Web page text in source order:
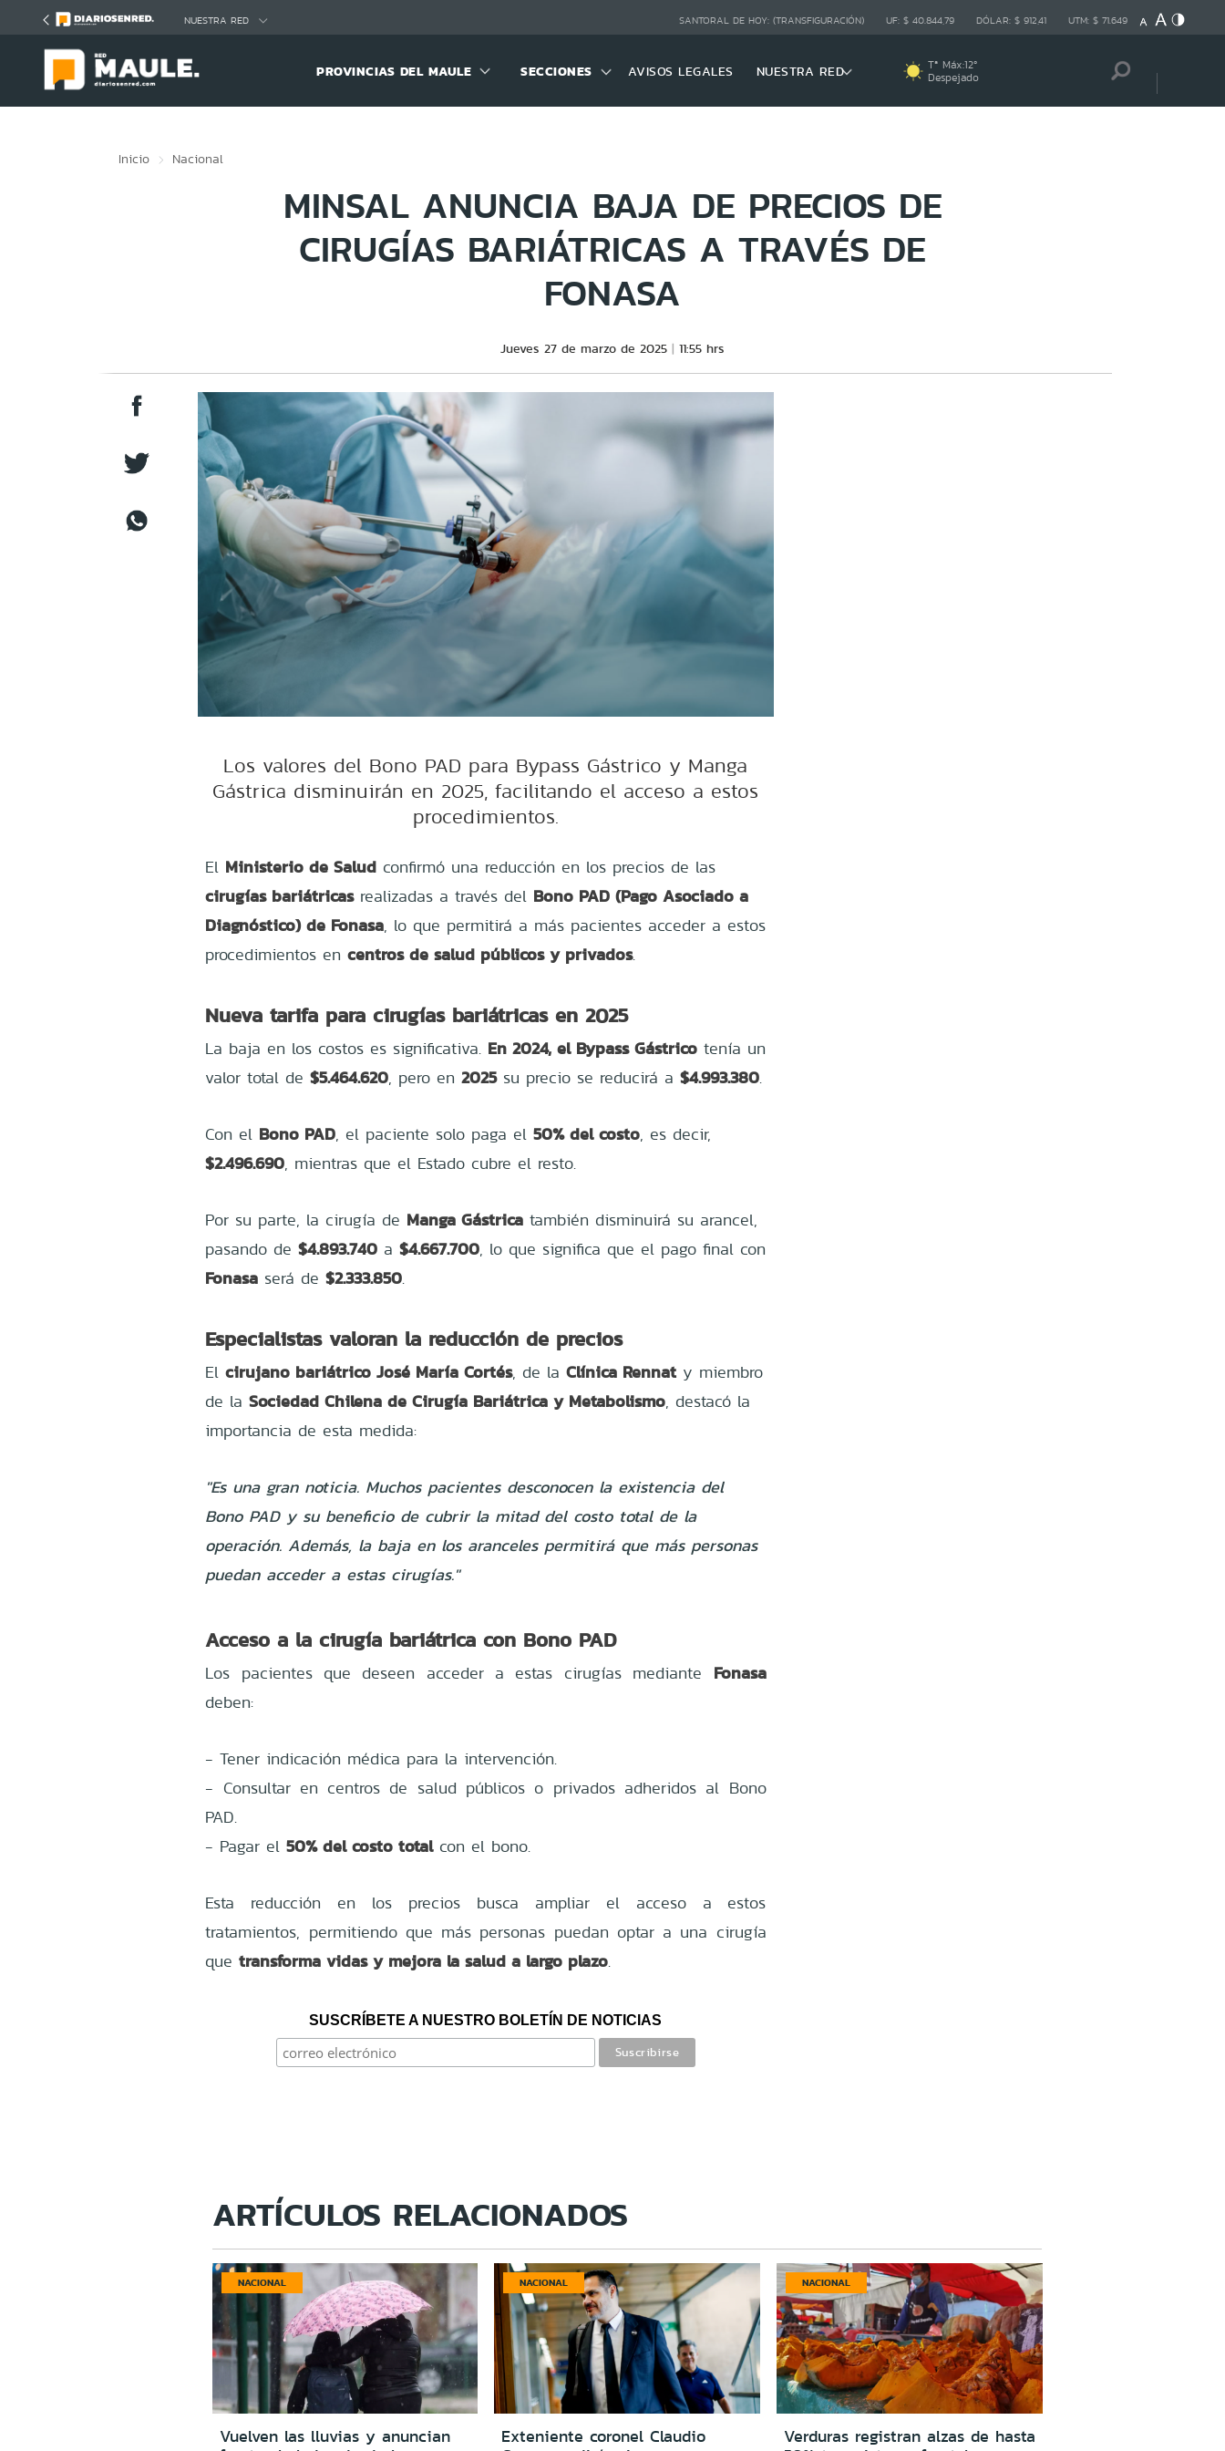
NUESTRA RED SANTORAL DE HOY: (TRANSFIGURACIÓN) UF: $ 40.844,79 DÓLAR: $ 912,41 UTM: $ 71.649
PROVINCIAS DEL MAULE SECCIONES AVISOS LEGALES NUESTRA RED Tª Máx:12º
Despejado
Inicio Nacional
MINSAL ANUNCIA BAJA DE PRECIOS DE
CIRUGÍAS BARIÁTRICAS A TRAVÉS DE
FONASA
Jueves 27 de marzo de 2025 11:55 hrs
Los valores del Bono PAD para Bypass Gástrico y Manga
Gástrica disminuirán en 2025, facilitando el acceso a estos
procedimientos.
El Ministerio de Salud confirmó una reducción en los precios de las
cirugías bariátricasrealizadas a través del Bono PAD (Pago Asociado a
Diagnóstico) de Fonasa, lo que permitirá a más pacientes acceder a estos
procedimientos encentros de salud públicos y privados.
Nueva tarifa para cirugías bariátricas en 2025
La baja en los costos es significativa. En 2024, el Bypass Gástrico tenía un
valor total de$5.464.620, pero en2025su precio se reducirá a$4.993.380.
Con el Bono PAD, el paciente solo paga el50% del costo, es decir,
$2.496.690, mientras que el Estado cubre el resto.
Por su parte, la cirugía de Manga Gástrica también disminuirá su arancel,
pasando de$4.893.740 a$4.667.700, lo que significa que el pago final con
Fonasa será de$2.333.850.
Especialistas valoran la reducción de precios
Elcirujano bariátrico José María Cortés, de laClínica Rennat y miembro
de laSociedad Chilena de Cirugía Bariátrica y Metabolismo, destacó la
importancia de esta medida:
"Es una gran noticia. Muchos pacientes desconocen la existencia del
Bono PAD y su beneficio de cubrir la mitad del costo total de la
operación. Además, la baja en los aranceles permitirá que más personas
puedan acceder a estas cirugías."
Acceso a la cirugía bariátrica con Bono PAD
Los pacientes que deseen acceder a estas cirugías mediante Fonasa
deben:
- Tener indicación médica para la intervención.
- Consultar en centros de salud públicos o privados adheridos al Bono
PAD.
- Pagar el50% del costo totalcon el bono.
Esta reducción en los precios busca ampliar el acceso a estos
tratamientos, permitiendo que más personas puedan optar a una cirugía
quetransforma vidas y mejora la salud a largo plazo.
SUSCRÍBETE A NUESTRO BOLETÍN DE NOTICIAS
ARTÍCULOS RELACIONADOS
NACIONAL
Vuelven las lluvias y anuncian
NACIONAL
Exteniente coronel Claudio
NACIONAL
Verduras registran alzas de hasta